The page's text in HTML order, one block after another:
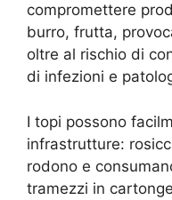
compromettere
burro, frutta,
oltre al rischio di
di infezioni e
I topi possono
infrastrutture:
rodono e
tramezzi in